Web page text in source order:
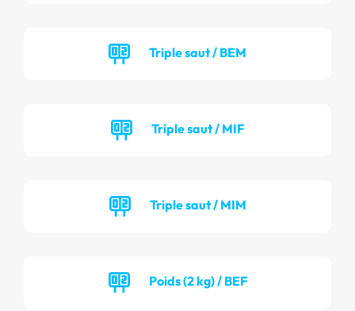
Triple saut / BEM
Triple saut / MIF
Triple saut / MIM
Poids (2 kg) / BEF